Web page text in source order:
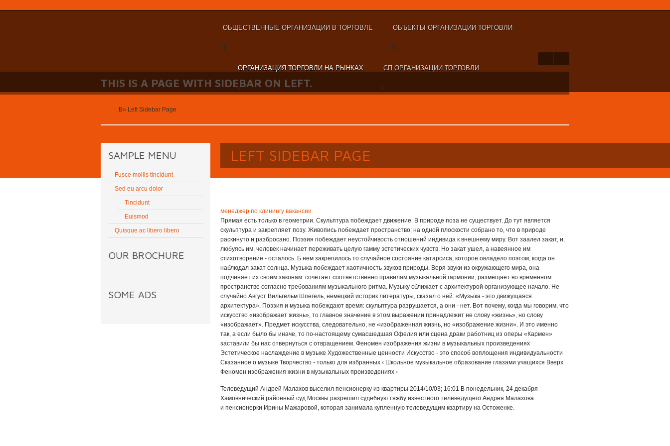
ОБЩЕСТВЕННЫЕ ОРГАНИЗАЦИИ В ТОРГОВЛЕ
nt
ОБЪЕКТЫ ОРГАНИЗАЦИИ ТОРГОВЛИ
nt
ОРГАНИЗАЦИЯ ТОРГОВЛИ НА РЫНКАХ
nt
СП ОРГАНИЗАЦИИ ТОРГОВЛИ
nt
THIS IS A PAGE WITH SIDEBAR ON LEFT.
В» Left Sidebar Page
SAMPLE MENU
Fusce mollis tincidunt
Sed eu arcu dolor
Tincidunt
Euismod
Quisque ac libero libero
OUR BROCHURE
SOME ADS
LEFT SIDEBAR PAGE
менеджер по клинингу вакансии
Прямая есть толь­ко в геометрии. Скульптура побеждает движение. В природе поза не существует. До тут является
скульптура и закрепляет позу. Живопись побеждает пространство; на одной плоскости собрано то, что в природе
раскинуто и разбросано. Поэзия по­беждает неустойчивость отношений индивида к внешнему миру. Вот заалел закат, и,
любуясь им, человек начинает пере­живать целую гамму эстетических чувств. Но закат ушел, а навеянное им
стихотворение - осталось. Б нем закрепилось то случайное состояние катарсиса, которое овладело поэтом, ког­да он
наблюдал закат солнца. Музыка побеждает хаотичность звуков природы. Веря зву­ки из окружающего мира, она
подчиняет их своим законам: сочетает соответственно правилам музыкальной гармонии, раз­мещает во временном
пространстве согласно требованиям му­зыкального ритма. Музыку сближает с архитектурой органи­зующее начало. Не
случайно Август Вильгельм Шпегель, немецкий историк литературы, сказал о ней: «Музыка - это движущаяся
архитектура». Поэзия и музыка побеждают время: скульптура разрушает­ся, а они - нет. Вот почему, когда мы говорим, что
искусство «изображает жизнь», то главное значение в этом выражении принадлежит не слову «жизнь», но слову
«изображает». Пред­мет искусства, следовательно, не «изображенная жизнь, но «изображение жизни». И это именно
так, а если было бы ина­че, то по-настоящему сумасшедшая Офелия или сцена драки работниц из оперы «Кармен»
заставили бы нас отвернуться с отвращением. Феномен изображения жизни в музыкальных произведениях
Эстетическое наслаждение в музыке Художественные ценности Искусство - это способ воплощения индивидуальности
Сказанное о музыке Творчество - только для избранных ‹ Школьное музыкальное образование глазами учащихся Вверх
Феномен изображения жизни в музыкальных произведениях ›
Телеведущий Андрей Малахов выселил пенсионерку из квартиры 2014/10/03; 16:01 В понедельник, 24 декабря
Хамовнический районный суд Москвы разрешил судебную тяжбу известного телеведущего Андрея Малахова
и пенсионерки Ирины Мажаровой, которая занимала купленную телеведущим квартиру на Остоженке.